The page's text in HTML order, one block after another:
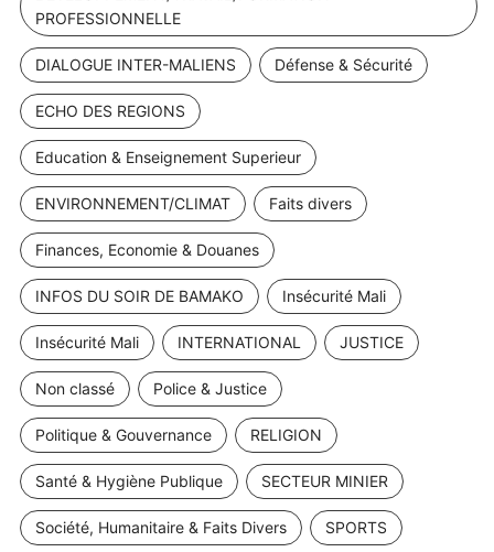
PROFESSIONNELLE
DIALOGUE INTER-MALIENS Défense & Sécurité
ECHO DES REGIONS
Education & Enseignement Superieur
ENVIRONNEMENT/CLIMAT Faits divers
Finances, Economie & Douanes
INFOS DU SOIR DE BAMAKO Insécurité Mali
Insécurité Mali INTERNATIONAL JUSTICE
Non classé Police & Justice
Politique & Gouvernance RELIGION
Santé & Hygiène Publique SECTEUR MINIER
Société, Humanitaire & Faits Divers SPORTS